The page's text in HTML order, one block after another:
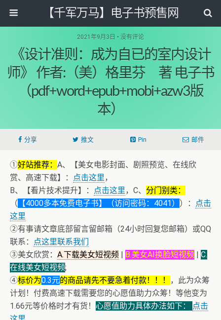
【千军万马】电子书预售网
2021年9月3日 • 没有评论
《设计准则：成为自已的室内设计
师》 作者:（美）格里芬 著 电子书
（pdf+word+epub+mobi+azw3版
本）
分享 推文 Pin 邮件
①好站推荐： A、【美女电影封面、剧照预览、在线欣
赏、高速下载】：
点击这里，
B、【看片技术提升】：
点击这里，C、 分门别类：
（ 【4000多本免费电子书】（访问密码：4041） ）：
点击
这里
②有事请文章底部留言留邮箱（24小时回复您邮箱）或QQ
联系：
点这里联系我们
③美女欣赏： A.下载美女短视频 | B.美女AI换脸短视频 | C.
在线美女短视频;
④标价为0.3元的商品请先不要急着付款！！！
，此为众筹
计划！付费高速下载需要您的心愿值助力众筹！等他变为
1.66元等价格时才有货！ 心愿值助力具体办法如下：
点击